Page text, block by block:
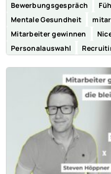
Bewerbungsgespräch
Mentale Gesundheit
Mitarbeiter gewinnen
Personalauswahl